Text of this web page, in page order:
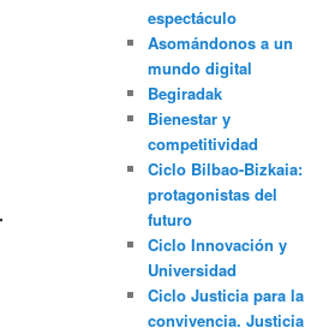
espectáculo
Asomándonos a un
mundo digital
Begiradak
Bienestar y
competitividad
Ciclo Bilbao-Bizkaia:
protagonistas del
futuro
Ciclo Innovación y
Universidad
Ciclo Justicia para la
convivencia. Justicia